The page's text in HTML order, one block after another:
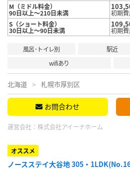
M（ミドル料金）
90日以上～210日未満
初期
S（ショート料金）
30日以上～90日未満 初期
風呂･トイレ別 駅近
wifiあり
北海道 札幌市厚別区
お問合わせ
運営会社： 株式会社アイーナホーム
オススメ
ノースステイ大谷地 305・